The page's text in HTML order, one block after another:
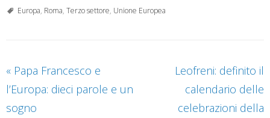
Europa, Roma, Terzo settore, Unione Europea
« Papa Francesco e
l’Europa: dieci parole e un
sogno
Leofreni: definito il
calendario delle
celebrazioni della